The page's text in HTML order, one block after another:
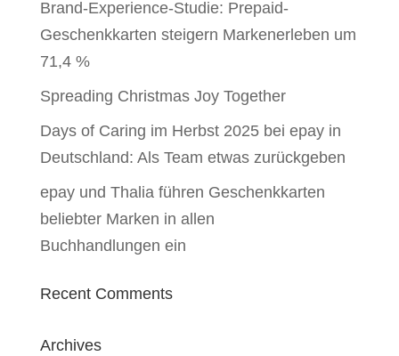
Brand-Experience-Studie: Prepaid-
Geschenkkarten steigern Markenerleben um
71,4 %
Spreading Christmas Joy Together
Days of Caring im Herbst 2025 bei epay in
Deutschland: Als Team etwas zurückgeben
epay und Thalia führen Geschenkkarten
beliebter Marken in allen
Buchhandlungen ein
Recent Comments
Archives